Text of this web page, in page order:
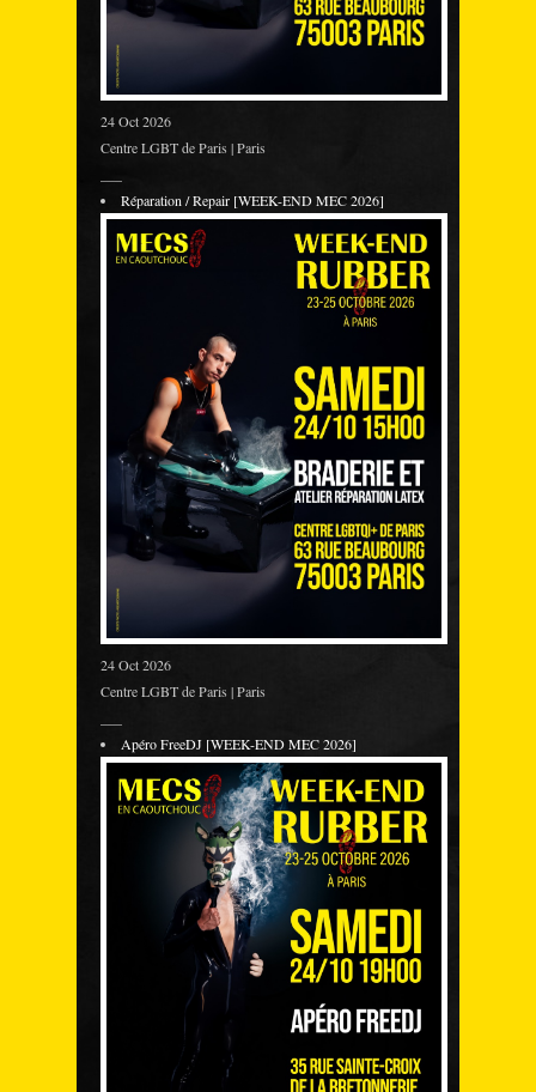
24 Oct 2026
Centre LGBT de Paris | Paris
Réparation / Repair [WEEK-END MEC 2026]
24 Oct 2026
Centre LGBT de Paris | Paris
Apéro FreeDJ [WEEK-END MEC 2026]